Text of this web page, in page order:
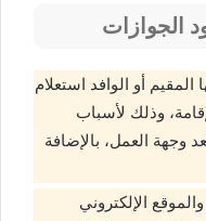
الجوازات
المقيم أو الوافد استعلام
وذلك لأسباب
وجهة العمل، بالإضافة
الإلكتروني